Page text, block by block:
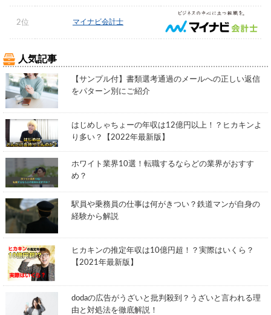
2位 マイナビ会計士
人気記事
【サンプル付】書類選考通過のメールへの正しい返信
をパターン別にご紹介
はじめしゃちょーの年収は12億円以上！？ヒカキンよ
り多い？【2022年最新版】
ホワイト業界10選！転職するならどの業界がおすす
め？
駅員や乗務員の仕事は何がきつい？鉄道マンが自身の
経験から解説
ヒカキンの推定年収は10億円超！？実際はいくら？
【2021年最新版】
dodaの広告がうざいと批判殺到？うざいと言われる理
由と対処法を徹底解説！